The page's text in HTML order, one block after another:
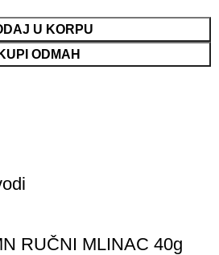
U KORPU
KUPI ODMAH
RUČNI MLINAC 40g